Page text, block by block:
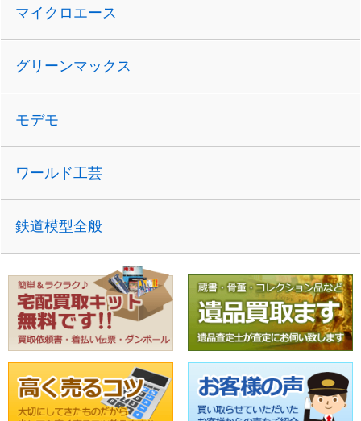
マイクロエース
グリーンマックス
モデモ
ワールド工芸
鉄道模型全般